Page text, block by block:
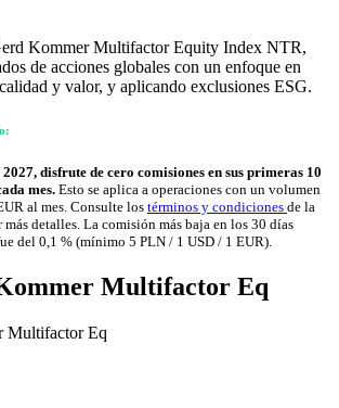
Kommer Multifactor Equity Index NTR,
de acciones globales con un enfoque en
y valor, y aplicando exclusiones ESG.
disfrute de cero comisiones en sus primeras 10
mes. Esto se aplica a operaciones con un volumen
al mes. Consulte los términos y condiciones de la
detalles. La comisión más baja en los 30 días
del 0,1 % (mínimo 5 PLN / 1 USD / 1 EUR).
Multifactor Eq
Multifactor Eq